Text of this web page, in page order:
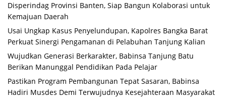
Disperindag Provinsi Banten, Siap Bangun Kolaborasi untuk
Kemajuan Daerah
Usai Ungkap Kasus Penyelundupan, Kapolres Bangka Barat
Perkuat Sinergi Pengamanan di Pelabuhan Tanjung Kalian
Wujudkan Generasi Berkarakter, Babinsa Tanjung Batu
Berikan Manunggal Pendidikan Pada Pelajar
Pastikan Program Pembangunan Tepat Sasaran, Babinsa
Hadiri Musdes Demi Terwujudnya Kesejahteraan Masyarakat